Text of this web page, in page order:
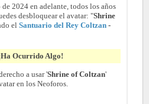
2024 en adelante, todos los años
desbloquear el avatar: "Shrine
el Santuario del Rey Coltzan -
Ocurrido Algo!
a usar 'Shrine of Coltzan'
en los Neoforos.